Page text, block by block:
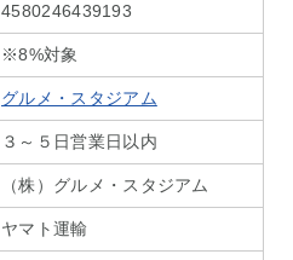
4580246439193
※8%対象
グルメ・スタジアム
３～５日営業日以内
（株）グルメ・スタジアム
ヤマト運輸